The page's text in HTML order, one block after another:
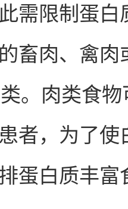
需限制蛋
畜肉、禽
。肉类食
者，为了
蛋白质丰富